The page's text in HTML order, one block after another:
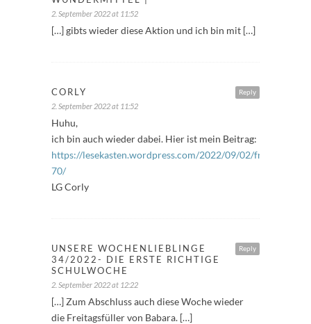
2. September 2022 at 11:52
[…] gibts wieder diese Aktion und ich bin mit […]
Reply
CORLY
2. September 2022 at 11:52
Huhu,
ich bin auch wieder dabei. Hier ist mein Beitrag:
https://lesekasten.wordpress.com/2022/09/02/
70/
LG Corly
Reply
UNSERE WOCHENLIEBLINGE
34/2022- DIE ERSTE RICHTIGE
SCHULWOCHE
2. September 2022 at 12:22
[…] Zum Abschluss auch diese Woche wieder
die Freitagsfüller von Babara. […]